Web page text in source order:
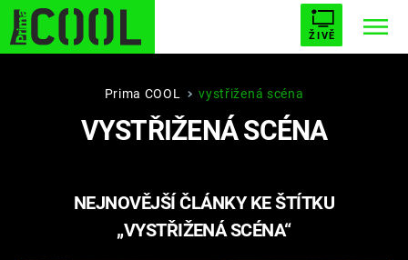
ŽIVĚ
STARHOUSE BUFFY, PŘEMOŽITELKA UPÍRŮ
PLNEJ KOTEL AVENGERS 5
Prima COOL vystřižená scéna
VYSTŘIŽENÁ SCÉNA
NEJNOVĚJŠÍ ČLÁNKY KE ŠTÍTKU
„VYSTŘIŽENÁ SCÉNA“